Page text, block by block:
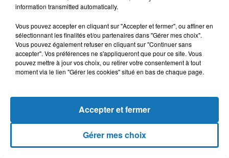
information transmitted automatically.
Vous pouvez accepter en cliquant sur "Accepter et fermer", ou affiner en
sélectionnant les finalités et/ou partenaires dans "Gérer mes choix".
Vous pouvez également refuser en cliquant sur "Continuer sans
accepter". Vos préférences ne s'appliqueront que pour ce site. Vous
pouvez mettre à jour vos choix, ou retirer votre consentement à tout
moment via le lien "Gérer les cookies" situé en bas de chaque page.
Gérer mes choix
Accepter et fermer